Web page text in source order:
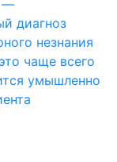
—
диагноз
незнания
чаще всего
умышленно